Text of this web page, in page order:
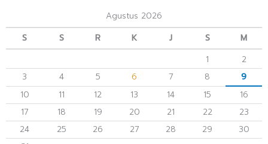
Agustus 2026
S
S R K J S
M
1
2
3
4 5 6 7 8
9
10
11 12 13 14 15
16
17
18 19 20 21 22
23
24
25 26 27 28 29
30